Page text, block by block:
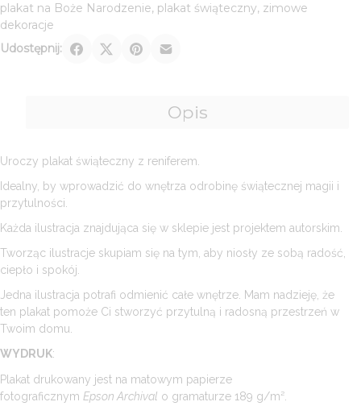
plakat na Boże Narodzenie, plakat świąteczny, zimowe
dekoracje
Udostępnij:
Opis
Uroczy plakat świąteczny z reniferem.
Idealny, by wprowadzić do wnętrza odrobinę świątecznej magii i
przytulności.
Każda ilustracja znajdująca się w sklepie jest projektem autorskim.
Tworząc ilustracje skupiam się na tym, aby niosły ze sobą radość,
ciepło i spokój.
Jedna ilustracja potrafi odmienić całe wnętrze. Mam nadzieję, że
ten plakat pomoże Ci stworzyć przytulną i radosną przestrzeń w
Twoim domu.
WYDRUK:
Plakat drukowany jest na matowym papierze
fotograficznym Epson Archival o gramaturze 189 g/m².